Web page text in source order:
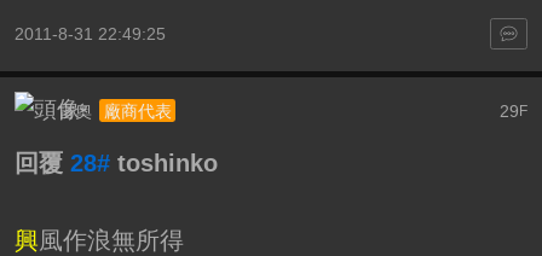
2011-8-31 22:49:25
29F
雷奧 廠商代表
回覆 28# toshinko
興風作浪無所得